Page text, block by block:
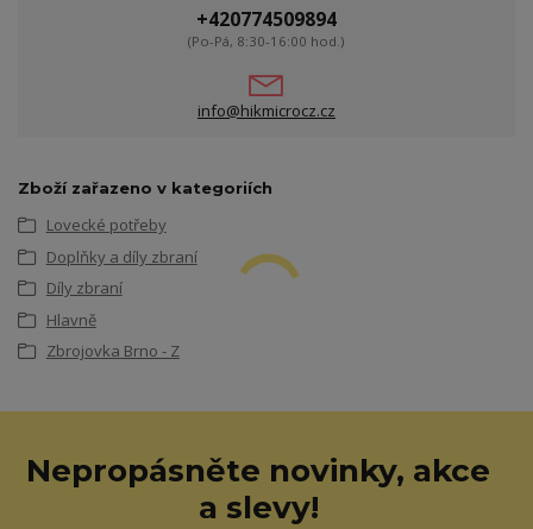
+420774509894
(Po-Pá, 8:30-16:00 hod.)
info@hikmicrocz.cz
Zboží zařazeno v kategoriích
Lovecké potřeby
Doplňky a díly zbraní
Díly zbraní
Hlavně
Zbrojovka Brno - Z
Nepropásněte novinky, akce
a slevy!